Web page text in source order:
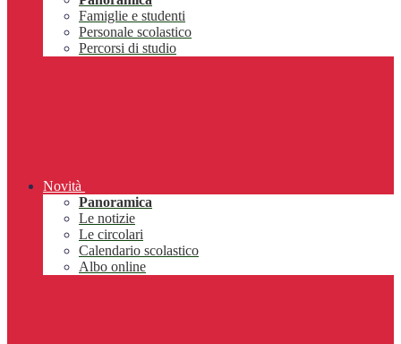
Famiglie e studenti
Personale scolastico
Percorsi di studio
Novità
Panoramica
Le notizie
Le circolari
Calendario scolastico
Albo online